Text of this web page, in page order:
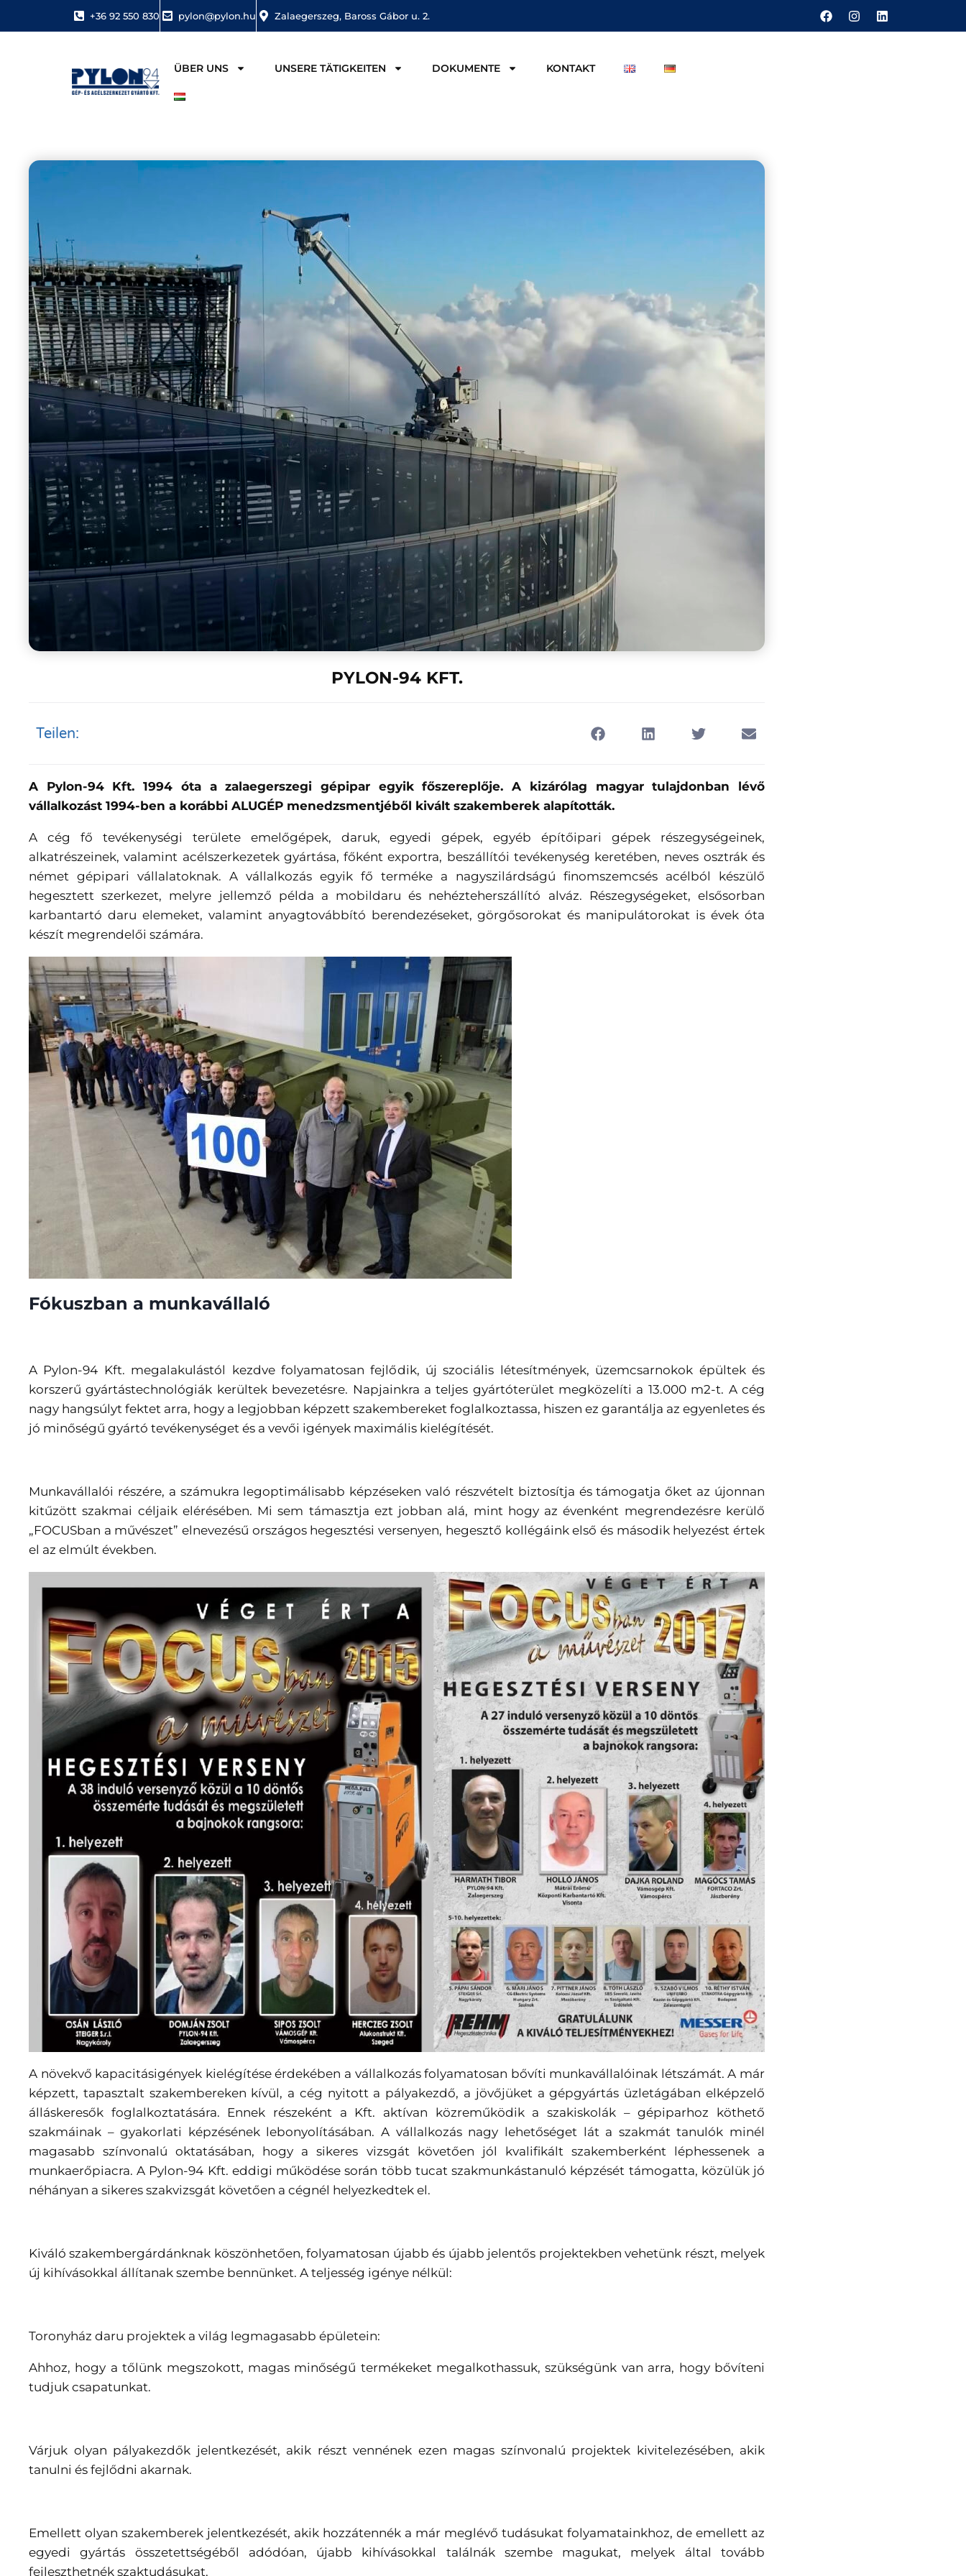
+36 92 550 830 pylon@pylon.hu Zalaegerszeg, Baross Gábor u. 2.
ÜBER UNS UNSERE TÄTIGKEITEN DOKUMENTE KONTAKT
PYLON-94 KFT.
Teilen:
A Pylon-94 Kft. 1994 óta a zalaegerszegi gépipar egyik főszereplője. A kizárólag magyar tulajdonban lévő
vállalkozást 1994-ben a korábbi ALUGÉP menedzsmentjéből kivált szakemberek alapították.
A cég fő tevékenységi területe emelőgépek, daruk, egyedi gépek, egyéb építőipari gépek részegységeinek,
alkatrészeinek, valamint acélszerkezetek gyártása, főként exportra, beszállítói tevékenység keretében, neves osztrák és
német gépipari vállalatoknak. A vállalkozás egyik fő terméke a nagyszilárdságú finomszemcsés acélból készülő
hegesztett szerkezet, melyre jellemző példa a mobildaru és nehézteherszállító alváz. Részegységeket, elsősorban
karbantartó daru elemeket, valamint anyagtovábbító berendezéseket, görgősorokat és manipulátorokat is évek óta
készít megrendelői számára.
Fókuszban a munkavállaló
A Pylon-94 Kft. megalakulástól kezdve folyamatosan fejlődik, új szociális létesítmények, üzemcsarnokok épültek és
korszerű gyártástechnológiák kerültek bevezetésre. Napjainkra a teljes gyártóterület megközelíti a 13.000 m2-t. A cég
nagy hangsúlyt fektet arra, hogy a legjobban képzett szakembereket foglalkoztassa, hiszen ez garantálja az egyenletes és
jó minőségű gyártó tevékenységet és a vevői igények maximális kielégítését.
Munkavállalói részére, a számukra legoptimálisabb képzéseken való részvételt biztosítja és támogatja őket az újonnan
kitűzött szakmai céljaik elérésében. Mi sem támasztja ezt jobban alá, mint hogy az évenként megrendezésre kerülő
„FOCUSban a művészet” elnevezésű országos hegesztési versenyen, hegesztő kollégáink első és második helyezést értek
el az elmúlt években.
A növekvő kapacitásigények kielégítése érdekében a vállalkozás folyamatosan bővíti munkavállalóinak létszámát. A már
képzett, tapasztalt szakembereken kívül, a cég nyitott a pályakezdő, a jövőjüket a gépgyártás üzletágában elképzelő
álláskeresők foglalkoztatására. Ennek részeként a Kft. aktívan közreműködik a szakiskolák – gépiparhoz köthető
szakmáinak – gyakorlati képzésének lebonyolításában. A vállalkozás nagy lehetőséget lát a szakmát tanulók minél
magasabb színvonalú oktatásában, hogy a sikeres vizsgát követően jól kvalifikált szakemberként léphessenek a
munkaerőpiacra. A Pylon-94 Kft. eddigi működése során több tucat szakmunkástanuló képzését támogatta, közülük jó
néhányan a sikeres szakvizsgát követően a cégnél helyezkedtek el.
Kiváló szakembergárdánknak köszönhetően, folyamatosan újabb és újabb jelentős projektekben vehetünk részt, melyek
új kihívásokkal állítanak szembe bennünket. A teljesség igénye nélkül:
Toronyház daru projektek a világ legmagasabb épületein:
Ahhoz, hogy a tőlünk megszokott, magas minőségű termékeket megalkothassuk, szükségünk van arra, hogy bővíteni
tudjuk csapatunkat.
Várjuk olyan pályakezdők jelentkezését, akik részt vennének ezen magas színvonalú projektek kivitelezésében, akik
tanulni és fejlődni akarnak.
Emellett olyan szakemberek jelentkezését, akik hozzátennék a már meglévő tudásukat folyamatainkhoz, de emellett az
egyedi gyártás összetettségéből adódóan, újabb kihívásokkal találnák szembe magukat, melyek által tovább
fejleszthetnék szaktudásukat.